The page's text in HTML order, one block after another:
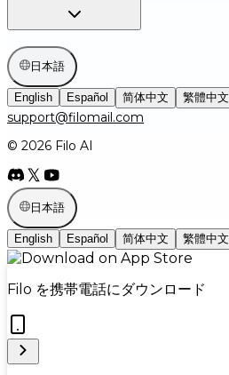
日本語
English Español 简体中文 繁體中文
support@filomail.com
© 2026 Filo AI
日本語
English Español 简体中文 繁體中文
Filo を携帯電話にダウンロード